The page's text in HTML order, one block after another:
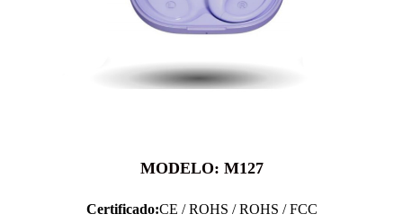
MODELO: M127
Certificado:CE / ROHS / ROHS / FCC